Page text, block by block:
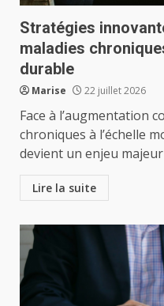
Stratégies
maladies
durable
Marise 22 juillet 2026
Face à l’augmentation
chroniques à l’échelle
devient un enjeu
Lire la suite